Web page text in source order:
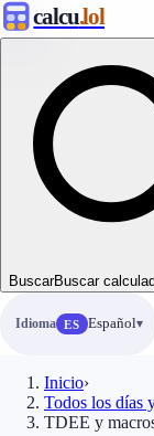
calcu.lol
BuscarBuscar
Idioma ES Español
Inicio›
Todos los días
TDEE y